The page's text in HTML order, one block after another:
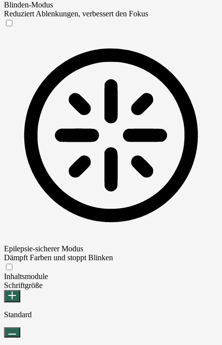
Blinden-Modus
Reduziert Ablenkungen, verbessert den Fokus
Epilepsie-sicherer Modus
Dämpft Farben und stoppt Blinken
Inhaltsmodule
Schriftgröße
Standard